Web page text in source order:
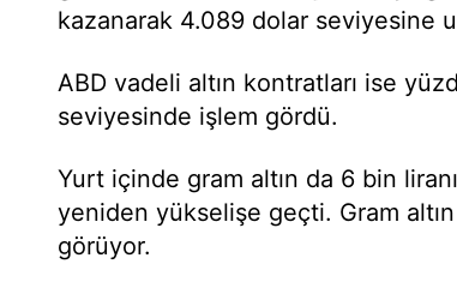
kazanarak 4.089 dolar seviyesine
ABD vadeli altın kontratları ise
seviyesinde işlem gördü.
Yurt içinde gram altın da 6 bin
yeniden yükselişe geçti. Gram
görüyor.